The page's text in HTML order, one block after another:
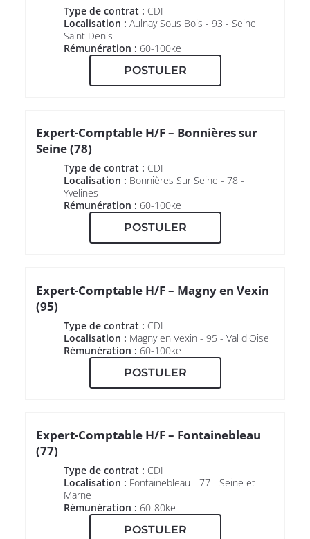
Type de contrat : CDI
Localisation : Aulnay Sous Bois - 93 - Seine
Saint Denis
Rémunération : 60-100ke
POSTULER
Expert-Comptable H/F – Bonnières sur
Seine (78)
Type de contrat : CDI
Localisation : Bonnières Sur Seine - 78 -
Yvelines
Rémunération : 60-100ke
POSTULER
Expert-Comptable H/F – Magny en Vexin
(95)
Type de contrat : CDI
Localisation : Magny en Vexin - 95 - Val d'Oise
Rémunération : 60-100ke
POSTULER
Expert-Comptable H/F – Fontainebleau
(77)
Type de contrat : CDI
Localisation : Fontainebleau - 77 - Seine et
Marne
Rémunération : 60-80ke
POSTULER